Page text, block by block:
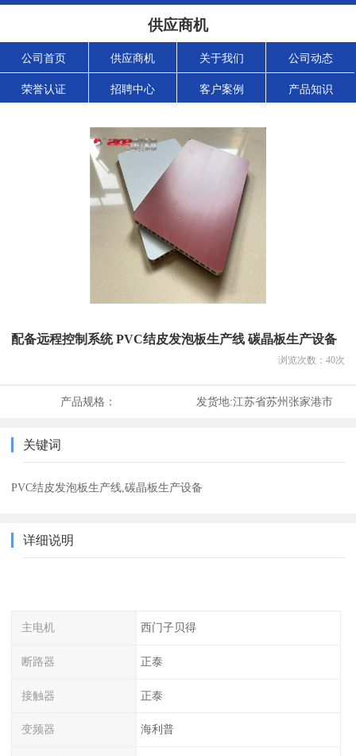
供应商机
公司首页 供应商机 关于我们 公司动态
荣誉认证 招聘中心 客户案例 产品知识
配备远程控制系统 PVC结皮发泡板生产线 碳晶板生产设备
浏览次数： 40次
产品规格： 发货地:江苏省苏州张家港市
关键词
PVC结皮发泡板生产线,碳晶板生产设备
详细说明
主电机 西门子贝得
断路器 正泰
接触器 正泰
变频器 海利普